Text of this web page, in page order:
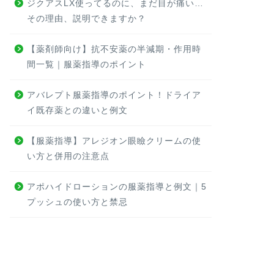
ジクアスLX使ってるのに、まだ目が痛い…
その理由、説明できますか？
【薬剤師向け】抗不安薬の半減期・作用時
間一覧｜服薬指導のポイント
アバレプト服薬指導のポイント！ドライア
イ既存薬との違いと例文
【服薬指導】アレジオン眼瞼クリームの使
い方と併用の注意点
アポハイドローションの服薬指導と例文｜5
プッシュの使い方と禁忌